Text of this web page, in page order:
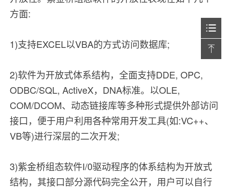
方面:
1)支持EXCEL以VBA的方式访问数据库;
2)软件为开放式体系结构，全面支持DDE, OPC,
ODBC/SQL, ActiveX，DNA标准。以OLE,
COM/DCOM、动态链接库等多种形式提供外部访问
接口，便于用户利用各种常用开发工具(如:VC++、
VB等)进行深层的二次开发;
3)紫金桥组态软件I/0驱动程序的体系结构为开放式
结构，其接口部分源代码完全公开，用户可以自行